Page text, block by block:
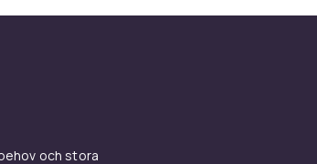
och stora